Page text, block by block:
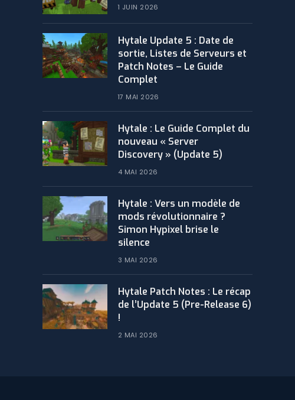
1 JUIN 2026
Hytale Update 5 : Date de
sortie, Listes de Serveurs et
Patch Notes – Le Guide
Complet
17 MAI 2026
Hytale : Le Guide Complet du
nouveau « Server
Discovery » (Update 5)
4 MAI 2026
Hytale : Vers un modèle de
mods révolutionnaire ?
Simon Hypixel brise le
silence
3 MAI 2026
​Hytale Patch Notes : Le récap
de l’Update 5 (Pre-Release 6)
!
2 MAI 2026